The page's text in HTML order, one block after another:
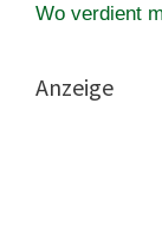
Wo verdient
Anzeige